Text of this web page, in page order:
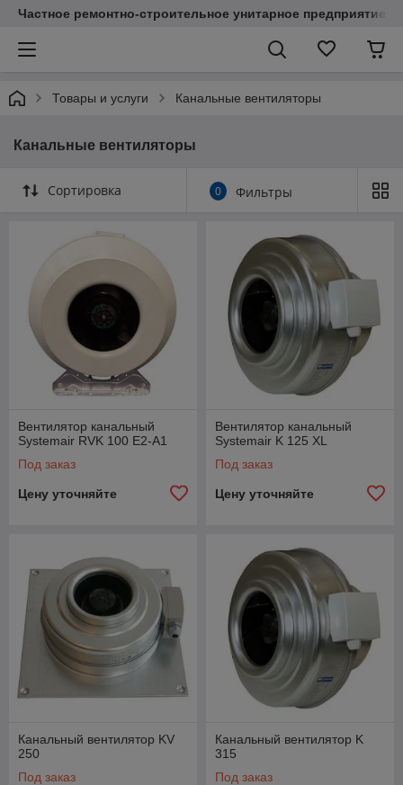
Частное ремонтно-строительное унитарное предприятие
Товары и услуги Канальные вентиляторы
Канальные вентиляторы
Сортировка 0 Фильтры
Вентилятор канальный
Systemair RVK 100 E2-A1
Под заказ
Цену уточняйте
Вентилятор канальный
Systemair K 125 XL
Под заказ
Цену уточняйте
Канальный вентилятор KV
250
Под заказ
Канальный вентилятор K
315
Под заказ